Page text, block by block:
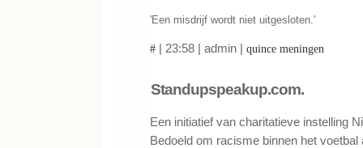
'Een misdrijf wordt niet uitgesloten.'
# | 23:58 | admin | quince meningen
Standupspeakup.com.
Een initiatief van charitatieve instelling
Bedoeld om racisme binnen het voetbal